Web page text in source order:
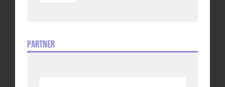
Partner